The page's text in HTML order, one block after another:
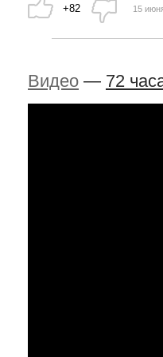
+82 15
Видео — 72